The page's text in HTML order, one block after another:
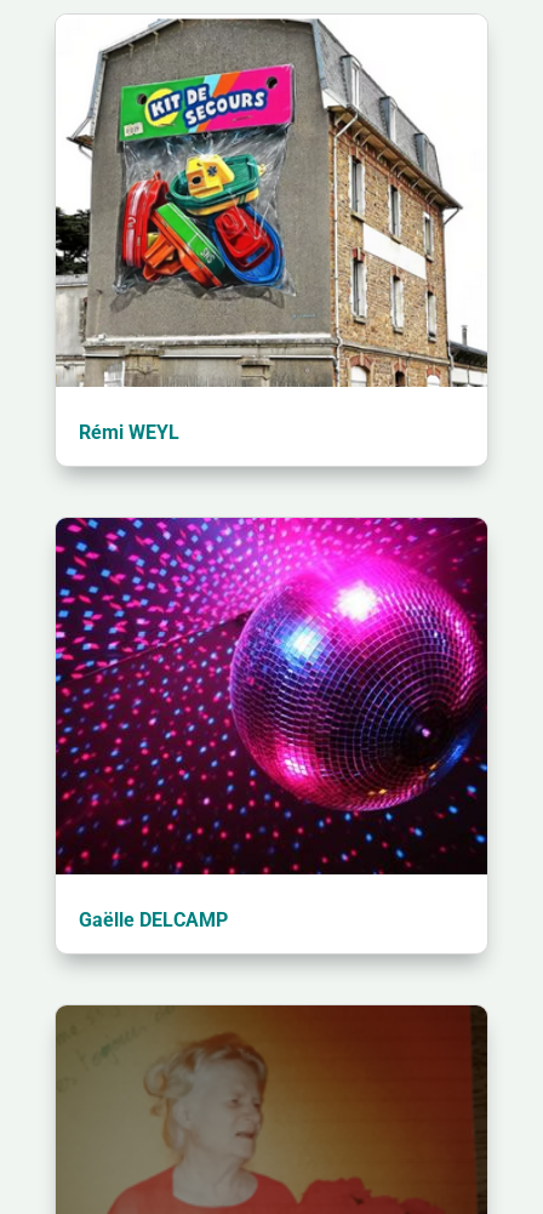
Rémi WEYL
Gaëlle DELCAMP